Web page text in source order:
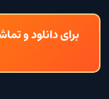
برای دانلود و